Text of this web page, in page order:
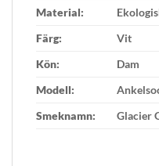
Material:
Färg:
Vit
Kön:
Dam
Modell:
Smeknamn:
Glacier